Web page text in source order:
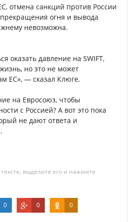
отмена санкций против России
огня и вывода
невозможна.
оказать давление на SWIFT,
но это не может
ЕС», — сказал Клюге.
на Евросоюз, чтобы
с Россией? А вот это пока
не дают ответа и
выделите его и нажмите
0 0 0